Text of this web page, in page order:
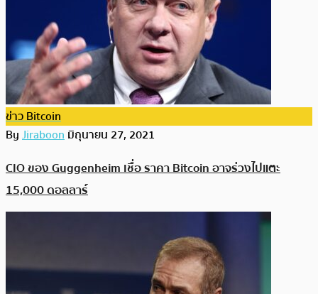
ข่าว Bitcoin
ByJiraboonมิถุนายน 27, 2021
CIO ของ Guggenheim เชื่อ ราคา Bitcoin อาจร่วงไปแตะ
15,000 ดอลลาร์